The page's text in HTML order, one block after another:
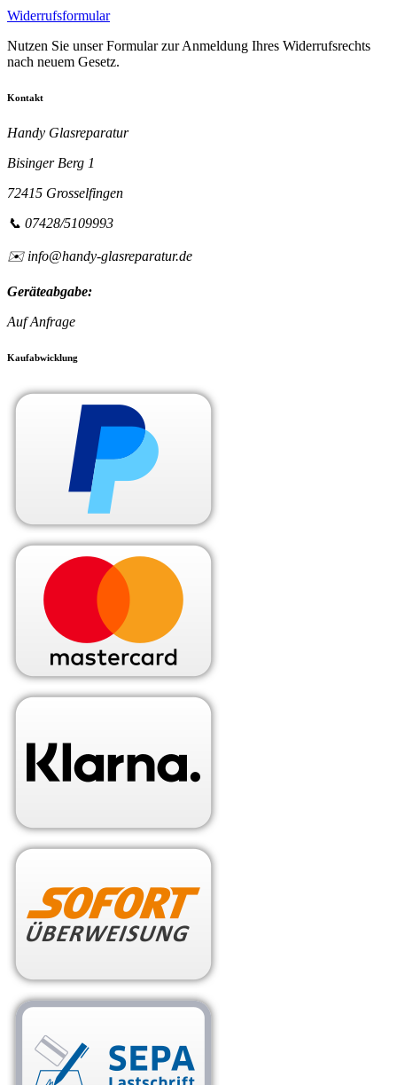
Widerrufsformular
Nutzen Sie unser Formular zur Anmeldung Ihres Widerrufsrechts
nach neuem Gesetz.
Kontakt
Handy Glasreparatur
Bisinger Berg 1
72415 Grosselfingen
📞 07428/5109993
✉️ info@handy-glasreparatur.de
Geräteabgabe:
Auf Anfrage
Kaufabwicklung